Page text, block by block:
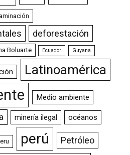
deforestación
Boluarte Ecuador Guyana
Latinoamérica
Medio ambiente
minería ilegal océanos
perú Petróleo